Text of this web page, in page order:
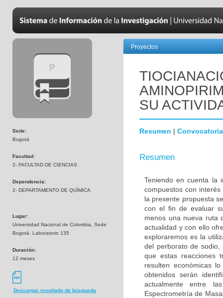
Sede:
Bogotá
Facultad:
2- FACULTAD DE CIENCIAS
Dependencia:
2- DEPARTAMENTO DE QUÍMICA
Lugar:
Universidad Nacional de Colombia, Sede
Bogotá. Laboratorio 135
Duración:
12 meses
Descargar resultado de búsqueda
Proyectos
SU
Resumen | Convocatoria
Resumen
Teniendo en cuenta la
compuestos con
la presente propuesta
con el fin de evaluar
menos una nueva ruta
actualidad y con ello
exploraremos es la
del perborato de
que estas reacciones
resulten económicas
obtenidos serán
actualmente entre
Espectrometría de